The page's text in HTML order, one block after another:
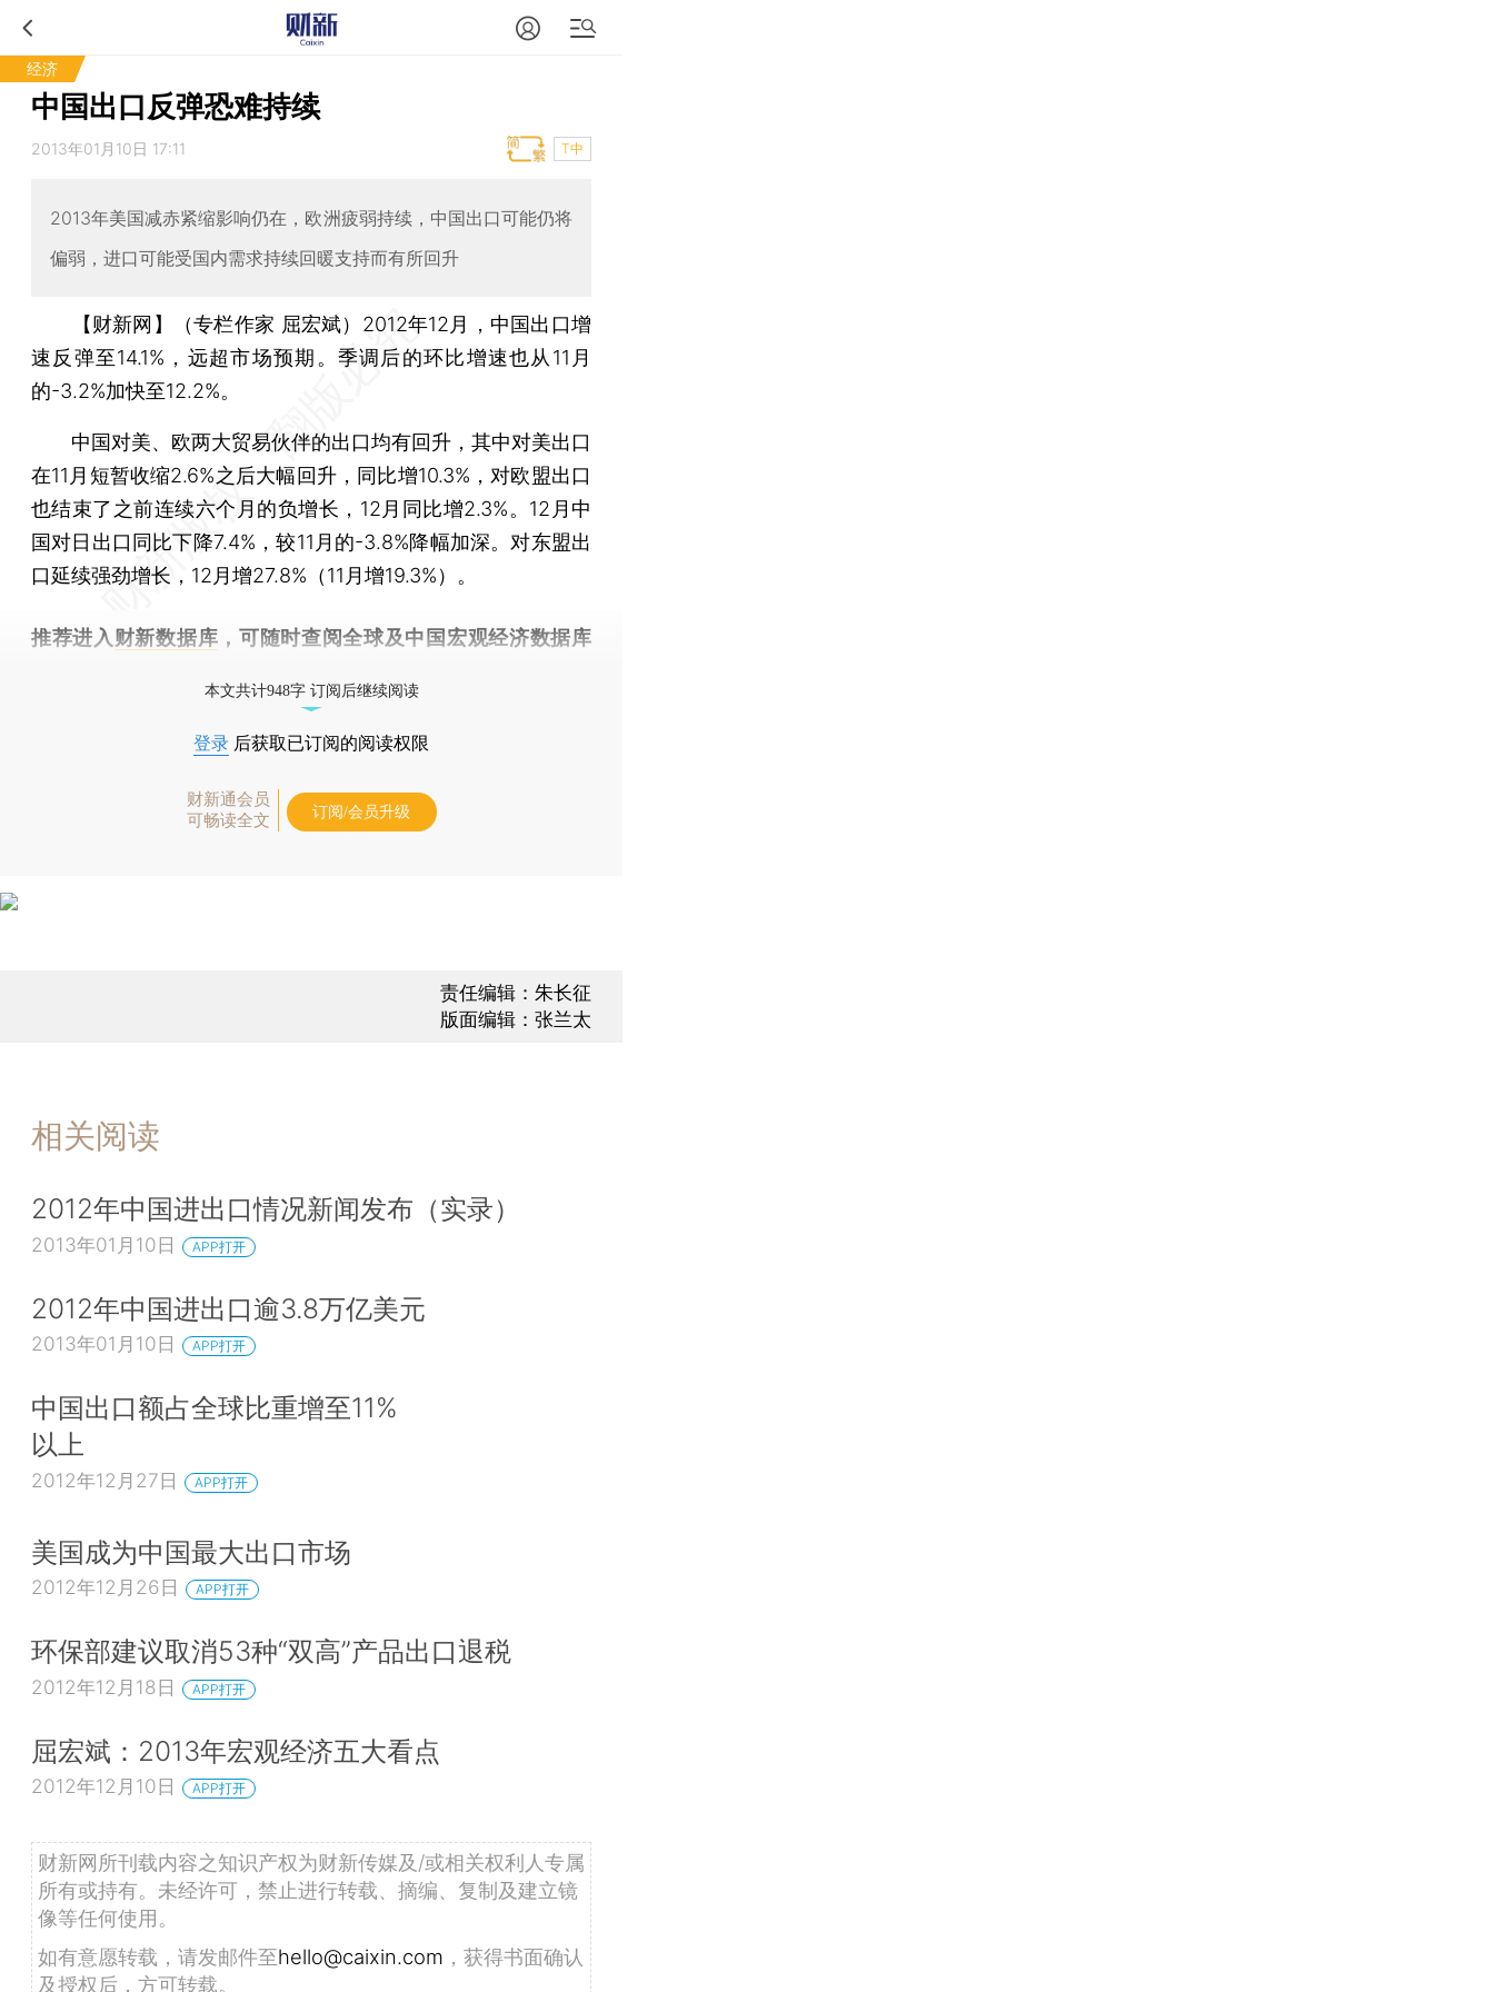
经济
中国出口反弹恐难持续
2013年01月10日 17:11 T中
2013年美国减赤紧缩影响仍在，欧洲疲弱持续，中国出口可能仍将
偏弱，进口可能受国内需求持续回暖支持而有所回升
【财新网】（专栏作家 屈宏斌） 2012年12月，中国出口增
速反弹至14.1%，远超市场预期。季调后的环比增速也从11月
的-3.2%加快至12.2%。
中国对美、欧两大贸易伙伴的出口均有回升，其中对美出口
在11月短暂收缩2.6%之后大幅回升，同比增10.3%，对欧盟出口
也结束了之前连续六个月的负增长，12月同比增2.3%。12月中
国对日出口同比下降7.4%，较11月的-3.8%降幅加深。对东盟出
口延续强劲增长，12月增27.8%（11月增19.3%）。
推荐进入 财新数据库 ，可随时查阅全球及中国宏观经济数据库
本文共计948字 订阅后继续阅读
登录 后获取已订阅的阅读权限
财新通会员
可畅读全文
订阅/会员升级
责任编辑：朱长征
版面编辑：张兰太
相关阅读
2012年中国进出口情况新闻发布（实录）
2013年01月10日 APP打开
2012年中国进出口逾3.8万亿美元
2013年01月10日 APP打开
中国出口额占全球比重增至11%
以上
2012年12月27日 APP打开
美国成为中国最大出口市场
2012年12月26日 APP打开
环保部建议取消53种“双高”产品出口退税
2012年12月18日 APP打开
屈宏斌：2013年宏观经济五大看点
2012年12月10日 APP打开
财新网所刊载内容之知识产权为财新传媒及/或相关权利人专属
所有或持有。未经许可，禁止进行转载、摘编、复制及建立镜
像等任何使用。
如有意愿转载，请发邮件至hello@caixin.com ，获得书面确认
及授权后，方可转载。